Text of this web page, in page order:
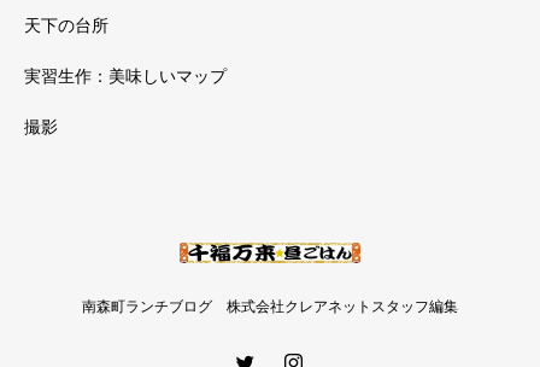
天下の台所
実習生作：美味しいマップ
撮影
南森町ランチブログ 株式会社クレアネットスタッフ編集